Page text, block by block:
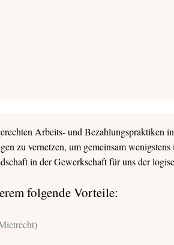
Arbeits- und Bezahlungspraktiken
zu vernetzen, um gemeinsam wenigstens
in der Gewerkschaft für uns der
folgende Vorteile: